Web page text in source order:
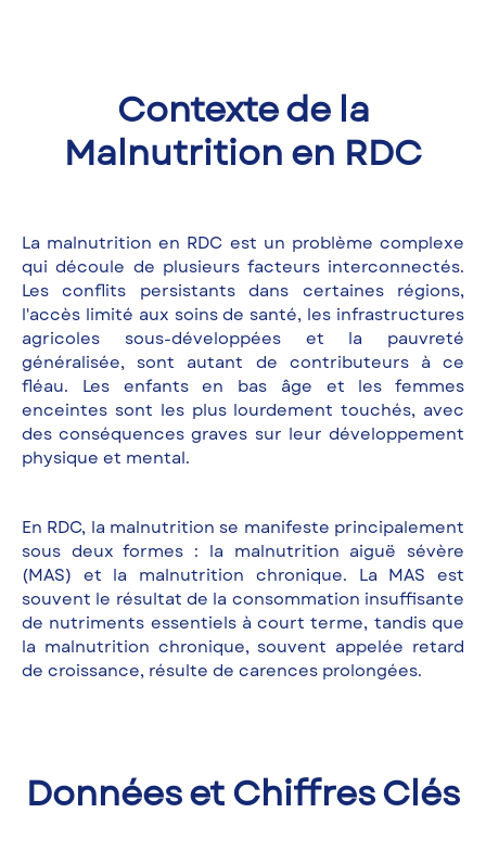
Contexte de la
Malnutrition en RDC
La malnutrition en RDC est un problème complexe
qui découle de plusieurs facteurs interconnectés.
Les conflits persistants dans certaines régions,
l'accès limité aux soins de santé, les infrastructures
agricoles sous-développées et la pauvreté
généralisée, sont autant de contributeurs à ce
fléau. Les enfants en bas âge et les femmes
enceintes sont les plus lourdement touchés, avec
des conséquences graves sur leur développement
physique et mental.
En RDC, la malnutrition se manifeste principalement
sous deux formes : la malnutrition aiguë sévère
(MAS) et la malnutrition chronique. La MAS est
souvent le résultat de la consommation insuffisante
de nutriments essentiels à court terme, tandis que
la malnutrition chronique, souvent appelée retard
de croissance, résulte de carences prolongées.
Données et Chiffres Clés